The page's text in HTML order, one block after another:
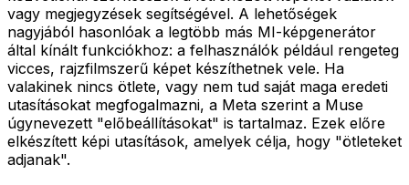
vagy megjegyzések segítségével. A lehetőségek
nagyjából hasonlóak a legtöbb más MI-képgenerátor
által kínált funkciókhoz: a felhasználók például rengeteg
vicces, rajzfilmszerű képet készíthetnek vele. Ha
valakinek nincs ötlete, vagy nem tud saját maga eredeti
utasításokat megfogalmazni, a Meta szerint a Muse
úgynevezett "előbeállításokat" is tartalmaz. Ezek előre
elkészített képi utasítások, amelyek célja, hogy "ötleteket
adjanak".